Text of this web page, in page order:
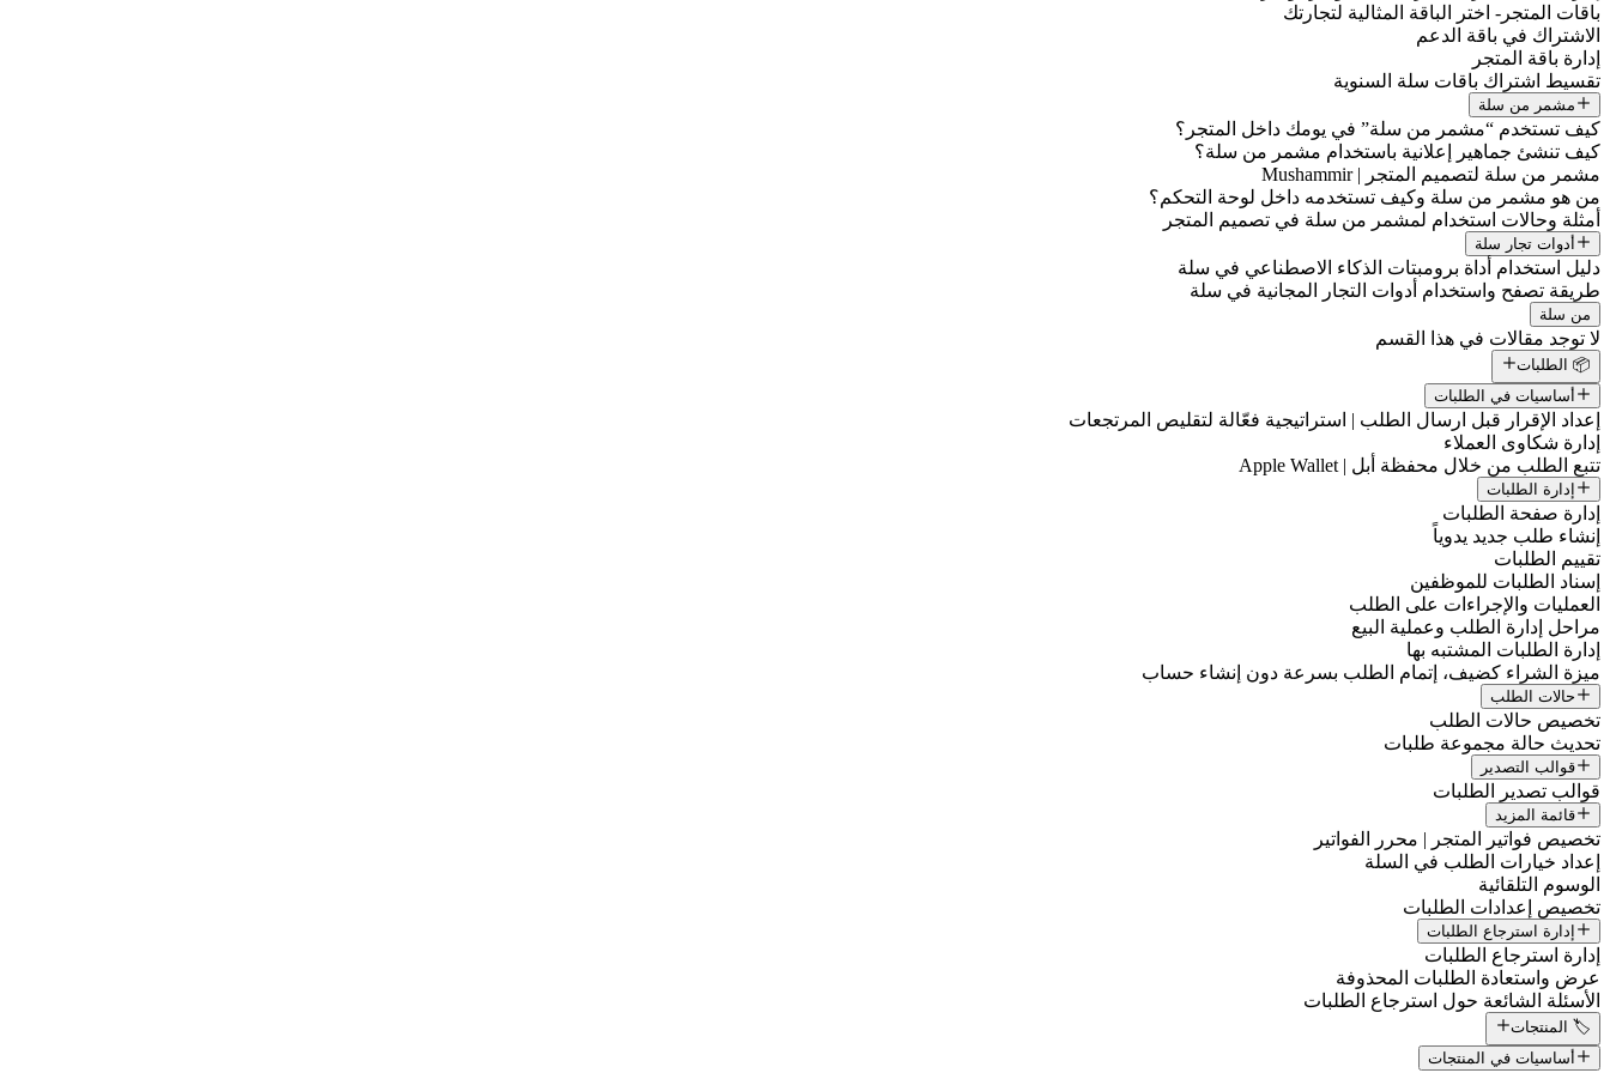
باقات المتجر- اختر الباقة المثالية لتجارتك
الاشتراك في باقة الدعم
إدارة باقة المتجر
تقسيط اشتراك باقات سلة السنوية
مشمر من سلة
كيف تستخدم “مشمر من سلة” في يومك داخل المتجر؟
كيف تنشئ جماهير إعلانية باستخدام مشمر من سلة؟
مشمر من سلة لتصميم المتجر | Mushammir
من هو مشمر من سلة وكيف تستخدمه داخل لوحة التحكم؟
أمثلة وحالات استخدام لمشمر من سلة في تصميم المتجر
أدوات تجار سلة
دليل استخدام أداة برومبتات الذكاء الاصطناعي في سلة
طريقة تصفح واستخدام أدوات التجار المجانية في سلة
من سلة
لا توجد مقالات في هذا القسم
📦 الطلبات
أساسيات في الطلبات
إعداد الإقرار قبل ارسال الطلب | استراتيجية فعّالة لتقليص المرتجعات
إدارة شكاوى العملاء
تتبع الطلب من خلال محفظة أبل | Apple Wallet
إدارة الطلبات
إدارة صفحة الطلبات
إنشاء طلب جديد يدوياً
تقييم الطلبات
إسناد الطلبات للموظفين
العمليات والإجراءات على الطلب
مراحل إدارة الطلب وعملية البيع
إدارة الطلبات المشتبه بها
ميزة الشراء كضيف، إتمام الطلب بسرعة دون إنشاء حساب
حالات الطلب
تخصيص حالات الطلب
تحديث حالة مجموعة طلبات
قوالب التصدير
قوالب تصدير الطلبات
قائمة المزيد
تخصيص فواتير المتجر | محرر الفواتير
إعداد خيارات الطلب في السلة
الوسوم التلقائية
تخصيص إعدادات الطلبات
إدارة استرجاع الطلبات
إدارة استرجاع الطلبات
عرض واستعادة الطلبات المحذوفة
الأسئلة الشائعة حول استرجاع الطلبات
🏷️ المنتجات
أساسيات في المنتجات